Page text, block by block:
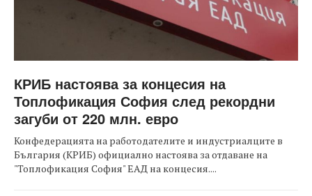
КРИБ настоява за концесия на
Топлофикация София след рекордни
загуби от 220 млн. евро
Конфедерацията на работодателите и индустриалците в
България (КРИБ) официално настоява за отдаване на
"Топлофикация София" ЕАД на концесия....